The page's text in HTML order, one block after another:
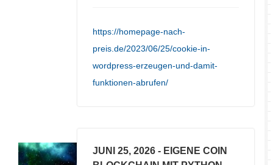
https://homepage-nach-
preis.de/2023/06/25/cookie-in-
wordpress-erzeugen-und-damit-
funktionen-abrufen/
JUNI 25, 2026 - EIGENE COIN